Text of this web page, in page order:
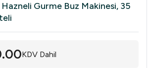
Gurme Buz Makinesi, 35
KDV Dahil